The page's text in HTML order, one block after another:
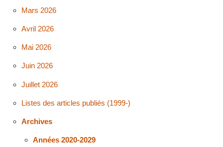
Mars 2026
Avril 2026
Mai 2026
Juin 2026
Juillet 2026
Listes des articles publiés (1999-)
Archives
Années 2020-2029